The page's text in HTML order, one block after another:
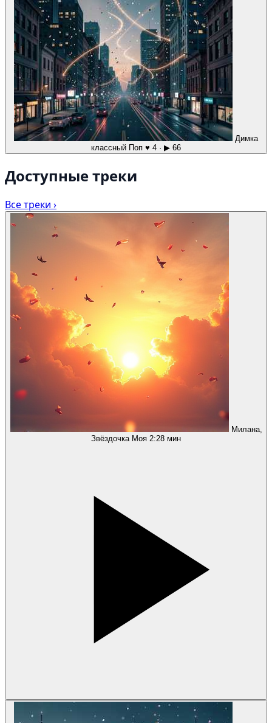
Димка
классный Поп ♥ 4 · ▶ 66
Доступные треки
Все треки ›
Милана,
Звёздочка Моя 2:28 мин